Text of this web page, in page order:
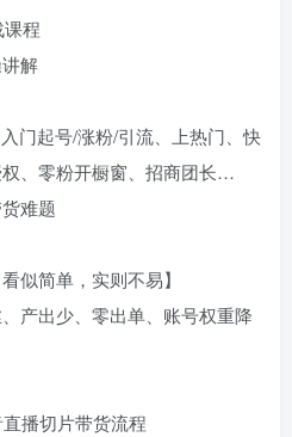
程
解
门起号/涨粉/引流、上热门、快
、零粉开橱窗、招商团长…
难题
似简单，实则不易】
产出少、零出单、账号权重降
播切片带货流程